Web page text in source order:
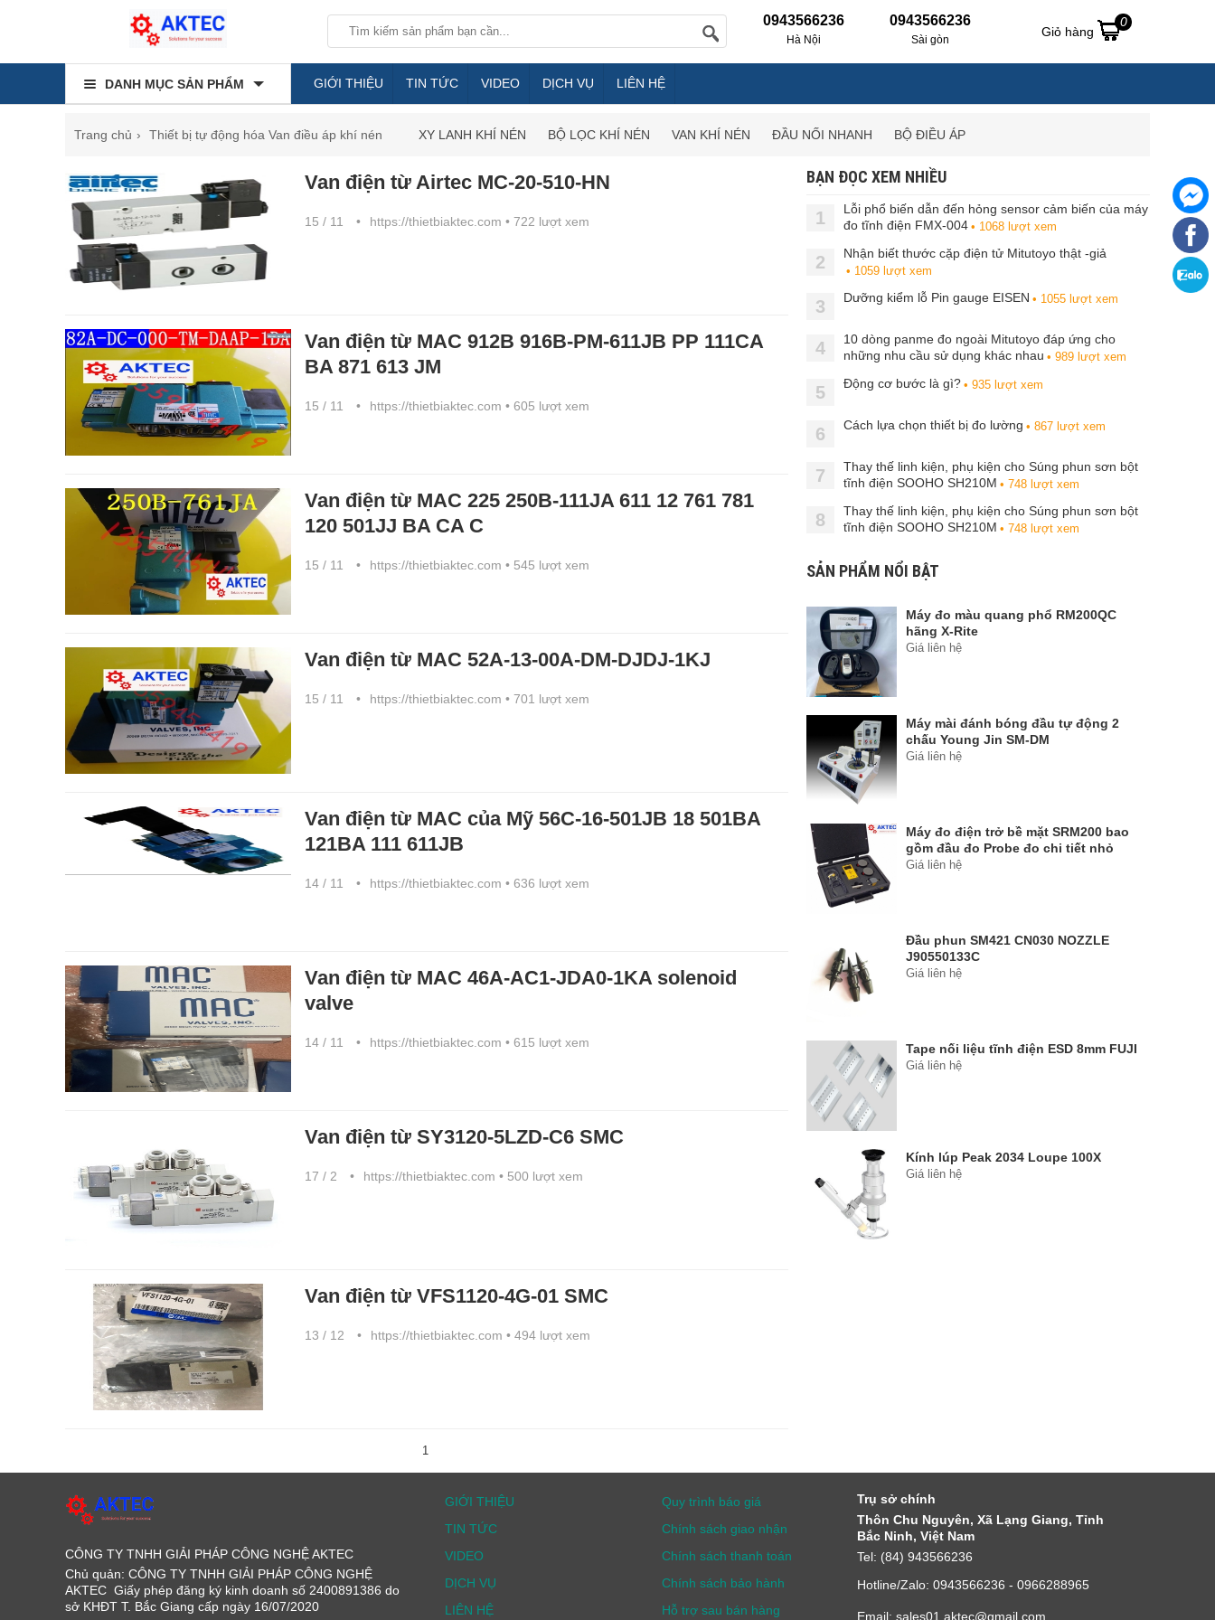
0943566236
Hà Nội
0943566236
Sài gòn
Giỏ hàng
0
DANH MỤC SẢN PHẨM GIỚI THIỆU TIN TỨC VIDEO DỊCH VỤ LIÊN HỆ
Trang chủ Thiết bị tự động hóa Van điều áp khí nén XY LANH KHÍ NÉN BỘ LỌC KHÍ NÉN VAN KHÍ NÉN ĐẦU NỐI NHANH BỘ ĐIỀU ÁP
Van điện từ Airtec MC-20-510-HN
15 / 11 https://thietbiaktec.com • 722 lượt xem
Van điện từ MAC 912B 916B-PM-611JB PP 111CA
BA 871 613 JM
15 / 11 https://thietbiaktec.com • 605 lượt xem
Van điện từ MAC 225 250B-111JA 611 12 761 781
120 501JJ BA CA C
15 / 11 https://thietbiaktec.com • 545 lượt xem
Van điện từ MAC 52A-13-00A-DM-DJDJ-1KJ
15 / 11 https://thietbiaktec.com • 701 lượt xem
Van điện từ MAC của Mỹ 56C-16-501JB 18 501BA
121BA 111 611JB
14 / 11 https://thietbiaktec.com • 636 lượt xem
Van điện từ MAC 46A-AC1-JDA0-1KA solenoid
valve
14 / 11 https://thietbiaktec.com • 615 lượt xem
Van điện từ SY3120-5LZD-C6 SMC
17 / 2 https://thietbiaktec.com • 500 lượt xem
Van điện từ VFS1120-4G-01 SMC
13 / 12 https://thietbiaktec.com • 494 lượt xem
1
BẠN ĐỌC XEM NHIỀU
1
Lỗi phổ biến dẫn đến hỏng sensor cảm biến của máy
đo tĩnh điện FMX-004 • 1068 lượt xem
2 Nhận biết thước cặp điện tử Mitutoyo thật -giả
• 1059 lượt xem
3 Dưỡng kiểm lỗ Pin gauge EISEN • 1055 lượt xem
4
10 dòng panme đo ngoài Mitutoyo đáp ứng cho
những nhu cầu sử dụng khác nhau • 989 lượt xem
5 Động cơ bước là gì? • 935 lượt xem
6 Cách lựa chọn thiết bị đo lường • 867 lượt xem
7
Thay thế linh kiện, phụ kiện cho Súng phun sơn bột
tĩnh điện SOOHO SH210M • 748 lượt xem
8
Thay thế linh kiện, phụ kiện cho Súng phun sơn bột
tĩnh điện SOOHO SH210M • 748 lượt xem
SẢN PHẨM NỔI BẬT
Máy đo màu quang phổ RM200QC
hãng X-Rite
Giá liên hệ
Máy mài đánh bóng đầu tự động 2
chấu Young Jin SM-DM
Giá liên hệ
Máy đo điện trở bề mặt SRM200 bao
gồm đầu đo Probe đo chi tiết nhỏ
Giá liên hệ
Đầu phun SM421 CN030 NOZZLE
J90550133C
Giá liên hệ
Tape nối liệu tĩnh điện ESD 8mm FUJI
Giá liên hệ
Kính lúp Peak 2034 Loupe 100X
Giá liên hệ
CÔNG TY TNHH GIẢI PHÁP CÔNG NGHỆ AKTEC
Chủ quản: CÔNG TY TNHH GIẢI PHÁP CÔNG NGHỆ
AKTEC Giấy phép đăng ký kinh doanh số 2400891386 do
sở KHĐT T. Bắc Giang cấp ngày 16/07/2020
GIỚI THIỆU
TIN TỨC
VIDEO
DỊCH VỤ
LIÊN HỆ
Quy trình báo giá
Chính sách giao nhận
Chính sách thanh toán
Chính sách bảo hành
Hỗ trợ sau bán hàng
Trụ sở chính
Thôn Chu Nguyên, Xã Lạng Giang, Tỉnh
Bắc Ninh, Việt Nam
Tel: (84) 943566236
Hotline/Zalo: 0943566236 - 0966288965
Email: sales01.aktec@gmail.com